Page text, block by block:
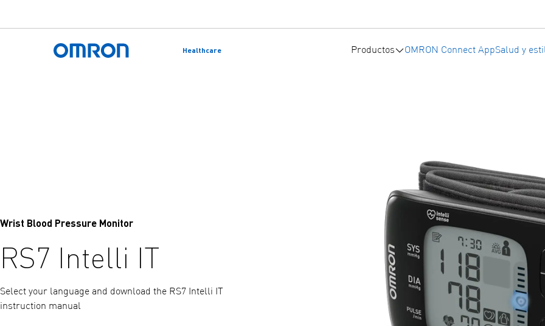
Ir
contenido
Volver a la página de inicio
Healthcare Productos OMRON Connect AppSalud y
Wrist Blood Pressure Monitor
RS7 Intelli IT
Select your language and download the RS7 Intelli IT
instruction manual